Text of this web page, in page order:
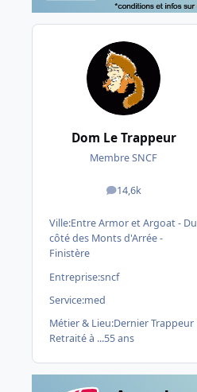
Dom Le Trappeur
Membre SNCF
14,6k
messages
Ville:Entre Armor et Argoat - Du
côté des Monts d'Arrée -
Finistère
Entreprise:sncf
Service:med
Métier & Lieu:Dernier Trappeur
Retraité à ...55 ans